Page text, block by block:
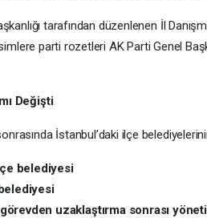
tarafından düzenlenen İl
parti rozetleri AK Parti Genel
Değişti
İstanbul’daki ilçe
belediyesi
uzaklaştırma sonrası